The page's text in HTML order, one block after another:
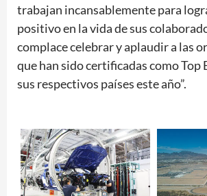
trabajan incansablemente para
positivo en la vida de sus
complace celebrar y aplaudir a las
que han sido certificadas como Top
sus respectivos países este año”.